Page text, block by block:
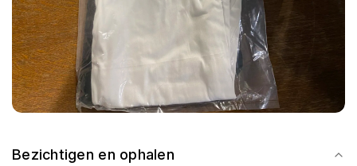
Bezichtigen en ophalen